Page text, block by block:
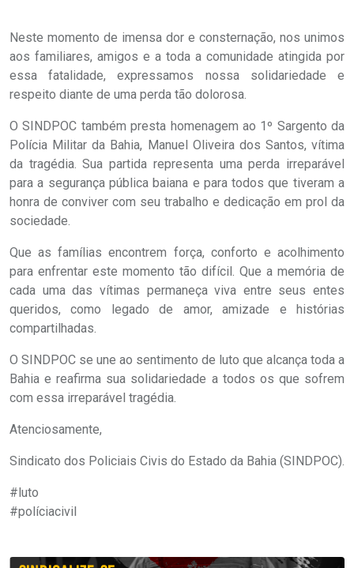
Neste momento de imensa dor e consternação, nos unimos
aos familiares, amigos e a toda a comunidade atingida por
essa fatalidade, expressamos nossa solidariedade e
respeito diante de uma perda tão dolorosa.
O SINDPOC também presta homenagem ao 1º Sargento da
Polícia Militar da Bahia, Manuel Oliveira dos Santos, vítima
da tragédia. Sua partida representa uma perda irreparável
para a segurança pública baiana e para todos que tiveram a
honra de conviver com seu trabalho e dedicação em prol da
sociedade.
Que as famílias encontrem força, conforto e acolhimento
para enfrentar este momento tão difícil. Que a memória de
cada uma das vítimas permaneça viva entre seus entes
queridos, como legado de amor, amizade e histórias
compartilhadas.
O SINDPOC se une ao sentimento de luto que alcança toda a
Bahia e reafirma sua solidariedade a todos os que sofrem
com essa irreparável tragédia.
Atenciosamente,
Sindicato dos Policiais Civis do Estado da Bahia (SINDPOC).
#luto
#políciacivil